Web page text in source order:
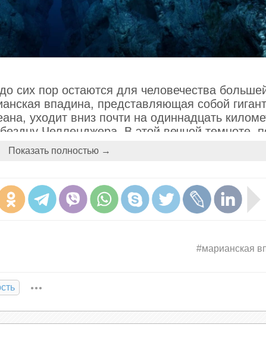
сих пор остаются для человечества
впадина, представляющая собой
уходит вниз почти на одиннадцать
Челленджера. В этой вечной темноте,
атмосферное в тысячу раз, и при
уникальная экосистема из удивительных
организмов, ставящих в тупик
Показать полностью →
#марианская